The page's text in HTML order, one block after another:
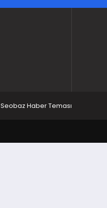
Seobaz Haber Teması